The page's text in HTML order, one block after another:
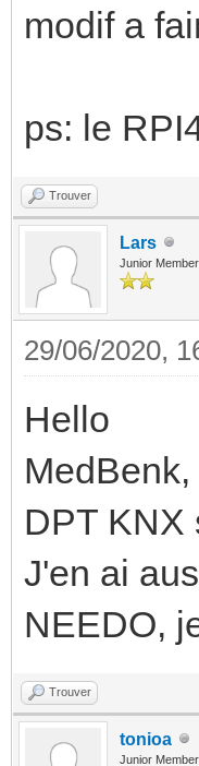
modif a
ps: le
Trouver
Lars
Junior Member
29/06/2020,
Hello
DPT KNX
J'en ai
NEEDO,
Trouver
tonioa
Junior Member